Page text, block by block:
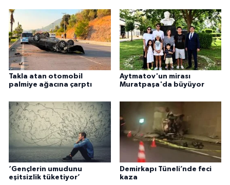
Takla atan otomobil
palmiye ağacına çarptı
Aytmatov'un mirası
Muratpaşa'da büyüyor
‘Gençlerin umudunu
eşitsizlik tüketiyor’
Demirkapı Tüneli’nde feci
kaza